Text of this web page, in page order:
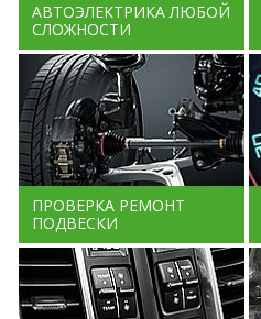
АВТОЭЛЕКТРИКА ЛЮБОЙ
СЛОЖНОСТИ
ПРОВЕРКА РЕМОНТ
ПОДВЕСКИ